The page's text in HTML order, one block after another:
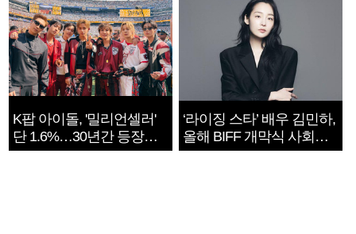
K팝 아이돌, '밀리언셀러'
단 1.6%…30년간 등장
1182개팀 전수조사
‘라이징 스타’ 배우 김민하,
올해 BIFF 개막식 사회자
확정